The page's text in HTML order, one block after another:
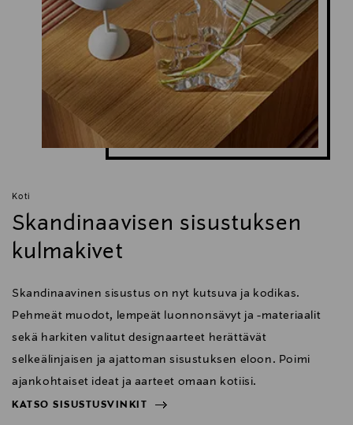
Koti
Skandinaavisen sisustuksen
kulmakivet
Skandinaavinen sisustus on nyt kutsuva ja kodikas.
Pehmeät muodot, lempeät luonnonsävyt ja -materiaalit
sekä harkiten valitut designaarteet herättävät
selkeälinjaisen ja ajattoman sisustuksen eloon. Poimi
ajankohtaiset ideat ja aarteet omaan kotiisi.
KATSO SISUSTUSVINKIT